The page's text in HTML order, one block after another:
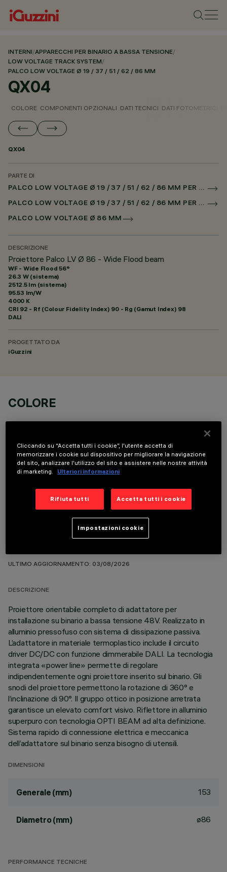
INTERNI/APPARECCHI PER BINARIO A BASSA TENSIONE/
LOW VOLTAGE TRACK SYSTEM/
PALCO LOW VOLTAGE Ø 19 / 37 / 51 / 62 / 86 MM
QX04
COLORE COMPONENTI OPZIONALI DATI TECNICI DATI FOTOMETRICI
QX04
PARTE DI
PALCO LOW VOLTAGE Ø 19 / 37 / 51 / 62 / 86 MM PER BINARIO LOW VOLTAGE DALI POWERLINE
PALCO LOW VOLTAGE Ø 19 / 37 / 51 / 62 / 86 MM PER SUPERRAIL DALI POWERLINE
PALCO LOW VOLTAGE Ø 86 MM
DESCRIZIONE
Proiettore Palco LV Ø 86 - Wide Flood beam
WF - Wide Flood 56°
26.3 W (sistema)
2512.5 lm (sistema)
95.53 lm/W
4000 K
CRI 92 - Rf (Colour Fidelity Index) 90 - Rg (Gamut Index) 98
DALI
PROGETTATO DA
iGuzzini
COLORE
COMPONENTI OPZIONALI
ULTIMO AGGIORNAMENTO: 03/08/2026
DESCRIZIONE
Proiettore orientabile completo di adattatore per
installazione su binario a bassa tensione 48V. Realizzato in
alluminio pressofuso con sistema di dissipazione passiva.
L’adattatore in materiale termoplastico include il circuito
driver DC/DC con funzione dimmerabile DALI. La tecnologia
integrata «power line» permette di regolare
indipendentemente ogni proiettore inserito sul binario. Gli
snodi del proiettore permettono la rotazione di 360° e
l’inclinazione di 90°. Il gruppo ottico in posizione arretrata
garantisce un elevato comfort visivo. Riflettore in alluminio
superpuro con tecnologia OPTI BEAM ad alta definizione.
Sistema rapido di connessione elettrica e meccanica
dell’adattatore sul binario senza bisogno di utensili.
DIMENSIONI
Generale (mm) 153
Diametro (mm) ø86
PERFORMANCE TECNICHE
Cliccando su “Accetta tutti i cookie”, l'utente accetta di
memorizzare i cookie sul dispositivo per migliorare la navigazione
del sito, analizzare l'utilizzo del sito e assistere nelle nostre attività
di marketing.
Ulteriori informazioni
Rifiuta tutti Accetta tutti i cookie
Impostazioni cookie